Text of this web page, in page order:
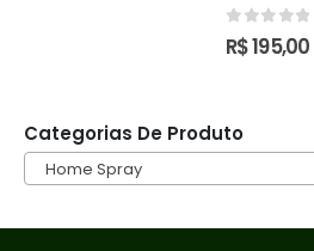
0 out of 5
R$195,00
Categorias De Produto
Home Spray